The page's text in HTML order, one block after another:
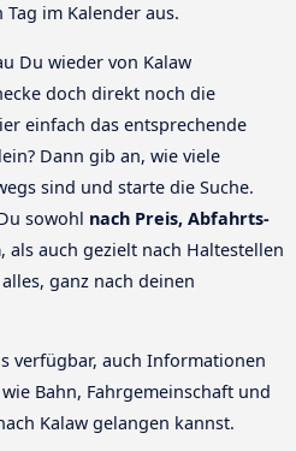
im Kalender aus.
Du wieder von Kalaw
doch direkt noch die
einfach das entsprechende
Dann gib an, wie viele
sind und starte die Suche.
sowohl nach Preis, Abfahrts-
, als auch gezielt nach Haltestellen
ganz nach deinen
verfügbar, auch Informationen
Bahn, Fahrgemeinschaft und
Kalaw gelangen kannst.